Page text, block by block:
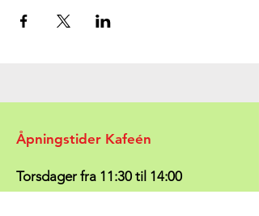
Åpningstider Kafeén
Torsdager fra 11:30 til 14:00